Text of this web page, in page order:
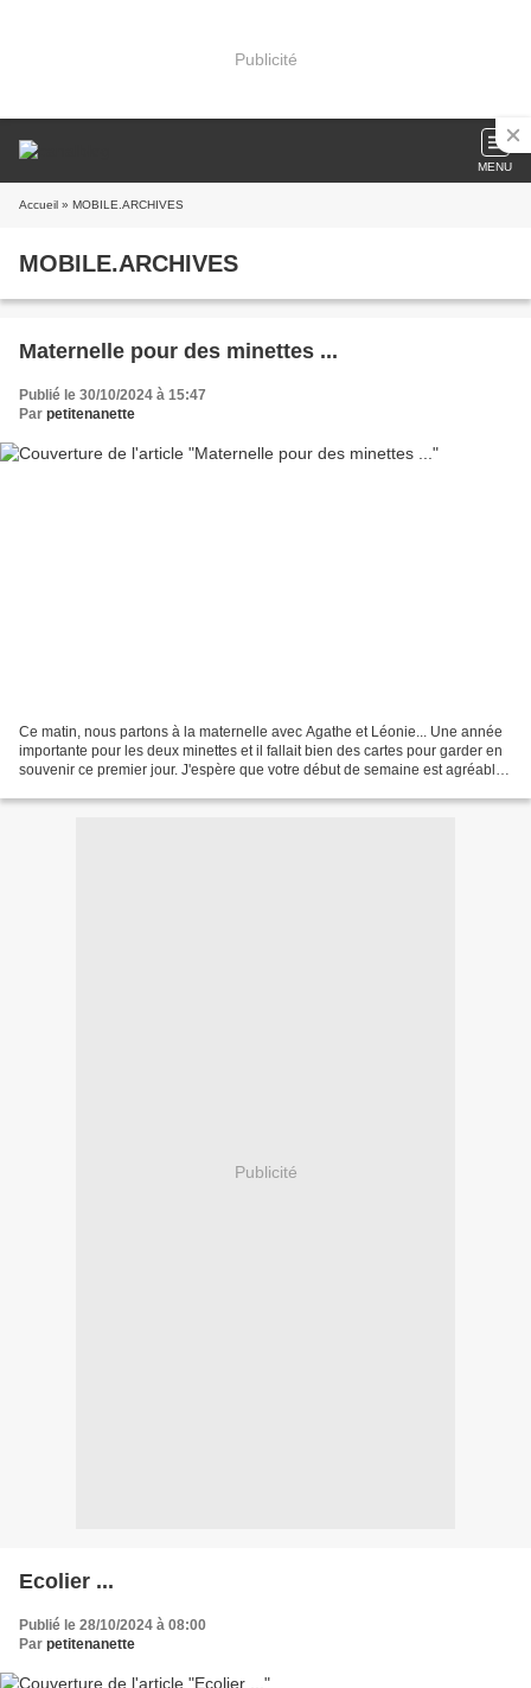
Publicité
MENU
Accueil » MOBILE.ARCHIVES
MOBILE.ARCHIVES
Maternelle pour des minettes ...
Publié le 30/10/2024 à 15:47
Par petitenanette
Ce matin, nous partons à la maternelle avec Agathe et Léonie... Une année
importante pour les deux minettes et il fallait bien des cartes pour garder en
souvenir ce premier jour. J'espère que votre début de semaine est agréable
Publicité
Ecolier ...
Publié le 28/10/2024 à 08:00
Par petitenanette